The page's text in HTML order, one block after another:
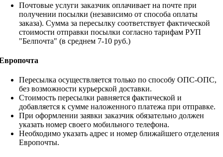
Почтовые услуги заказчик оплачивает на почте при
получении посылки (независимо от способа оплаты
заказа). Сумма за пересылку соответствует фактической
стоимости отправки посылки согласно тарифам РУП
"Белпочта" (в среднем 7-10 руб.)
Пересылка осуществляется только по способу ОПС-ОПС,
без возможности курьерской доставки.
Стоимость пересылки равняется фактической и
добавляется к сумме наложенного платежа при отправке.
При оформлении заявки заказчик обязательно должен
указать номер своего мобильного телефона.
Необходимо указать адрес и номер ближайшего отделения
Европочты.